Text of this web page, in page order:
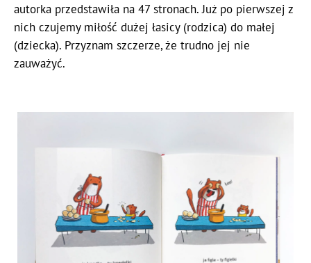
autorka przedstawiła na 47 stronach. Już po pierwszej z
nich czujemy miłość dużej łasicy (rodzica) do małej
(dziecka). Przyznam szczerze, że trudno jej nie
zauważyć.